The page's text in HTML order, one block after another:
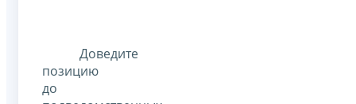
Доведите
позицию
до